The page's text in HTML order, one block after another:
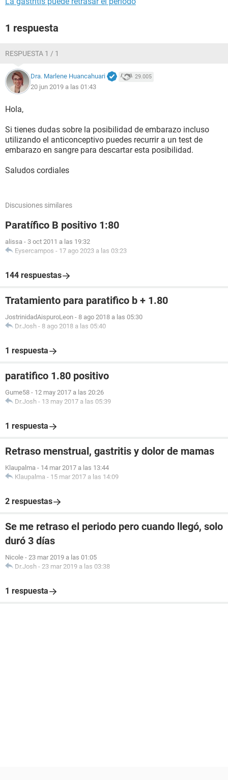
1 respuesta
RESPUESTA 1 / 1
Dra. Marlene Huancahuari 29.005
20 jun 2019 a las 01:43
Hola,
Si tienes dudas sobre la posibilidad de embarazo incluso
utilizando el anticonceptivo puedes recurrir a un test de
embarazo en sangre para descartar esta posibilidad.
Saludos cordiales
Discusiones similares
Paratífico B positivo 1:80
alissa - 3 oct 2011 a las 19:32
Eysercampos - 17 ago 2023 a las 03:23
144 respuestas
Tratamiento para paratifico b + 1.80
JostrinidadAispuroLeon - 8 ago 2018 a las 05:30
Dr.Josh - 8 ago 2018 a las 05:40
1 respuesta
paratifico 1.80 positivo
Gume58 - 12 may 2017 a las 20:26
Dr.Josh - 13 may 2017 a las 05:39
1 respuesta
Retraso menstrual, gastritis y dolor de mamas
Klaupalma - 14 mar 2017 a las 13:44
Klaupalma - 15 mar 2017 a las 14:09
2 respuestas
Se me retraso el periodo pero cuando llegó, solo
duró 3 días
Nicole - 23 mar 2019 a las 01:05
Dr.Josh - 23 mar 2019 a las 03:38
1 respuesta